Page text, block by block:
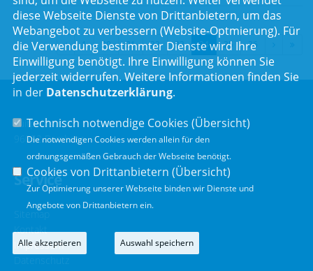
1 20 21 22 23 24 25 26
Luitpoldstr. 55
96052 Bamberg
Service
Sitemap
Kontakt
Impressum
Datenschutz
diese Webseite Dienste von Drittanbietern, um das
Webangebot zu verbessern (Website-Optmierung). Für
die Verwendung bestimmter Dienste wird Ihre
Einwilligung benötigt. Ihre Einwilligung können Sie
jederzeit widerrufen. Weitere Informationen finden Sie
in der Datenschutzerklärung.
Technisch notwendige Cookies (Übersicht)
Die notwendigen Cookies werden allein für den
ordnungsgemäßen Gebrauch der Webseite benötigt.
Cookies von Drittanbietern (Übersicht)
Zur Optimierung unserer Webseite binden wir Dienste und
Angebote von Drittanbietern ein.
Alle akzeptieren Auswahl speichern